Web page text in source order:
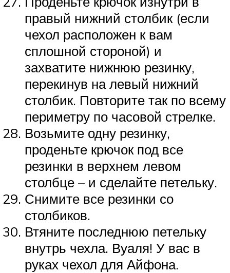
правый нижний столбик (если
чехол расположен к вам
сплошной стороной) и
захватите нижнюю резинку,
перекинув на левый нижний
столбик. Повторите так по всему
периметру по часовой стрелке.
Возьмите одну резинку,
проденьте крючок под все
резинки в верхнем левом
столбце – и сделайте петельку.
Снимите все резинки со
столбиков.
Втяните последнюю петельку
внутрь чехла. Вуаля! У вас в
руках чехол для Айфона.